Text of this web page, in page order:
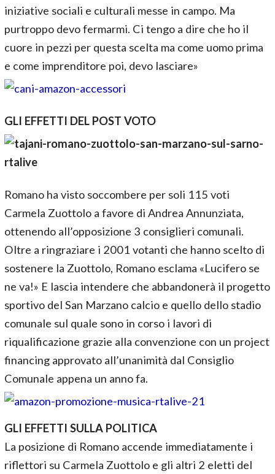
iniziative sociali e culturali messe in campo. Ma
purtroppo devo fermarmi. Ci tengo a dire che ho il
cuore in pezzi per questa scelta ma come uomo prima
e come imprenditore poi, devo lasciare»
GLI EFFETTI DEL POST VOTO
Romano ha visto soccombere per soli 115 voti
Carmela Zuottolo a favore di Andrea Annunziata,
ottenendo all’opposizione 3 consiglieri comunali.
Oltre a ringraziare i 2001 votanti che hanno scelto di
sostenere la Zuottolo, Romano esclama «Lucifero se
ne va!» E lascia intendere che abbandonerà il progetto
sportivo del San Marzano calcio e quello dello stadio
comunale sul quale sono in corso i lavori di
riqualificazione grazie alla convenzione con un project
financing approvato all’unanimità dal Consiglio
Comunale appena un anno fa.
GLI EFFETTI SULLA POLITICA
La posizione di Romano accende immediatamente i
riflettori su Carmela Zuottolo e gli altri 2 eletti del